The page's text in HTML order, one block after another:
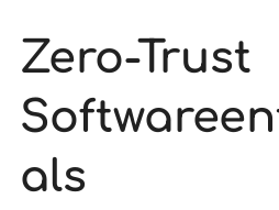
Zero-Trust
als